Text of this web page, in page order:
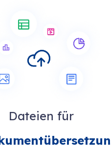
Dateien für